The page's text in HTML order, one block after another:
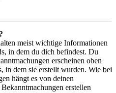
meist wichtige Informationen
in dem du dich befindest. Du
erscheinen oben
in dem sie erstellt wurden. Wie bei
hängt es von deinen
erstellen